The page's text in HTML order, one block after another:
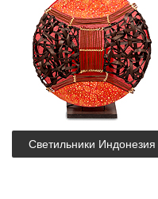
Светильники Индонезия